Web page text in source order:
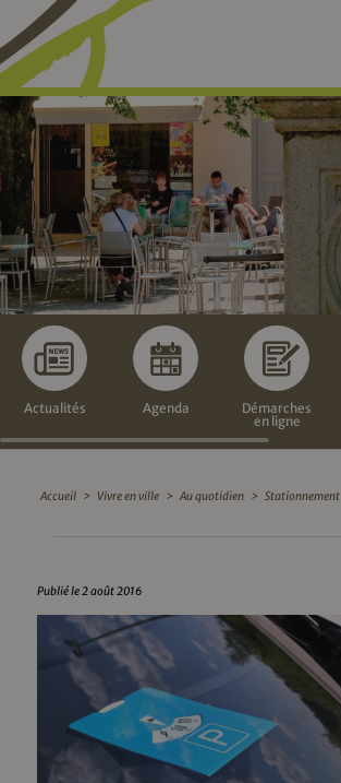
Actualités Agenda
Démarches
en ligne
Accueil > Vivre en ville > Au quotidien > Stationnement
Publié le 2 août 2016